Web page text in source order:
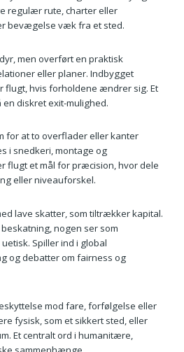
regulær rute, charter eller
bevægelse væk fra et sted.
men overført en praktisk
eller planer. Indbygget
flugt, hvis forholdene ændrer sig. Et
diskret exit-mulighed.
for at to overflader eller kanter
i snedkeri, montage og
flugt et mål for præcision, hvor dele
eller niveauforskel.
lave skatter, som tiltrækker kapital.
nogen ser som
Spiller ind i global
og debatter om fairness og
mod fare, forfølgelse eller
fysisk, som et sikkert sted, eller
Et centralt ord i humanitære,